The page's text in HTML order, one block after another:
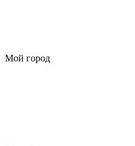
Мой город